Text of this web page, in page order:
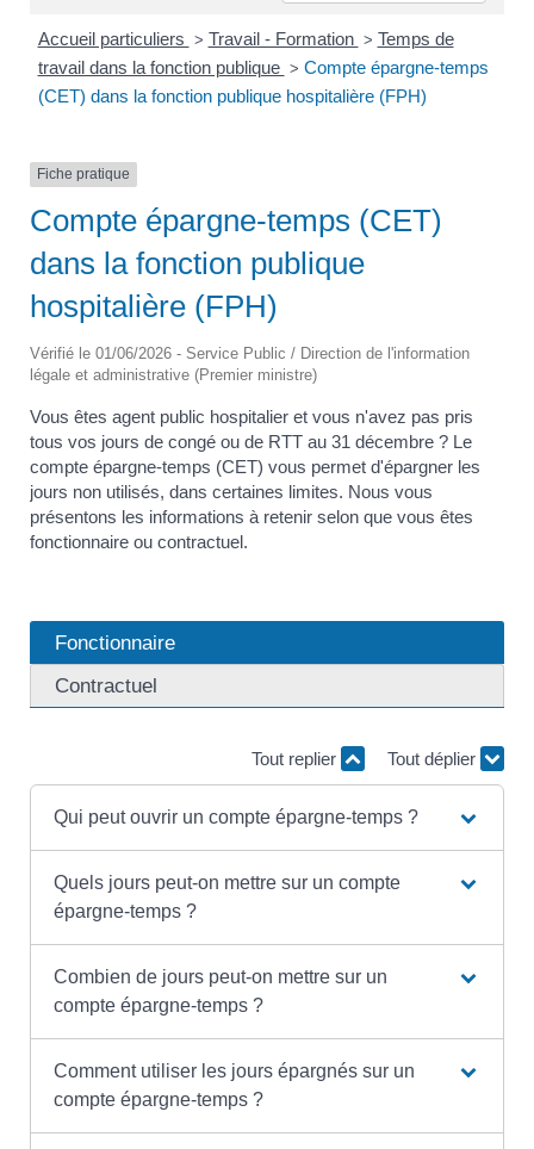
Accueil particuliers > Travail - Formation > Temps de
travail dans la fonction publique > Compte épargne-temps
(CET) dans la fonction publique hospitalière (FPH)
Fiche pratique
Compte épargne-temps (CET)
dans la fonction publique
hospitalière (FPH)
Vérifié le 01/06/2026 - Service Public / Direction de l'information
légale et administrative (Premier ministre)
Vous êtes agent public hospitalier et vous n'avez pas pris
tous vos jours de congé ou de RTT au 31 décembre ? Le
compte épargne-temps (CET) vous permet d'épargner les
jours non utilisés, dans certaines limites. Nous vous
présentons les informations à retenir selon que vous êtes
fonctionnaire ou contractuel.
Fonctionnaire
Contractuel
Tout replier Tout déplier
Qui peut ouvrir un compte épargne-temps ?
Quels jours peut-on mettre sur un compte
épargne-temps ?
Combien de jours peut-on mettre sur un
compte épargne-temps ?
Comment utiliser les jours épargnés sur un
compte épargne-temps ?